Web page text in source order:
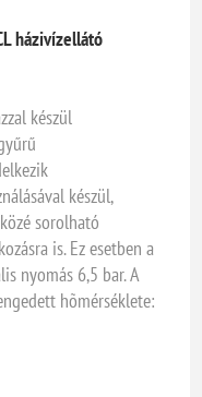
házivízellátó
készül
készül,
sorolható
is. Ez esetben a
nyomás 6,5 bar. A
hõmérséklete: